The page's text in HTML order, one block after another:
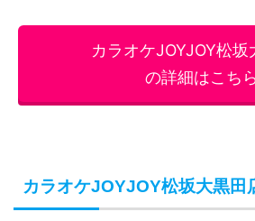
カラオケJOYJOY松坂
の詳細はこち
カラオケJOYJOY松坂大黒田